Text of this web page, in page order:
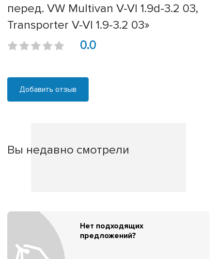
перед. VW Multivan V-VI 1.9d-3.2 03,
Transporter V-VI 1.9-3.2 03»
0.0
Добавить отзыв
Вы недавно смотрели
Нет подходящих
предложений?